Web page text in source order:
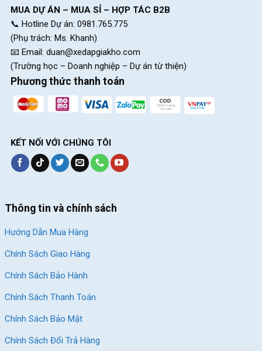
Giò đĩa Xe Đạp Địa Hình Goose YT-900 27.5 Inch
Bánh xe dày dặn 2 lớp
Vành xe hai lớp hợp kim nhôm kết hợp với lốp kenda 27.5×2.10
bám đường cực chắc. Bánh xe nhiều gai hạn chế trơn trượt
đường.
bạn thời gian sử dụng lâu hơn.
SKU: YT-900
Thẻ: Hợp Kim Nhôm,Shimano Deore
MUA DỰ ÁN – MUA SỈ – HỢP TÁC B2B
📞 Hotline Dự án: 0981.765.775
(Phụ trách: Ms. Khanh)
📧 Email: duan@xedapgiakho.com
(Trường học – Doanh nghiệp – Dự án từ thiện)
Phương thức thanh toán
KẾT NỐI VỚI CHÚNG TÔI
Thông tin và chính sách
Hướng Dẫn Mua Hàng
Chính Sách Giao Hàng
Chính Sách Bảo Hành
Chính Sách Thanh Toán
Chính Sách Bảo Mật
Chính Sách Đổi Trả Hàng